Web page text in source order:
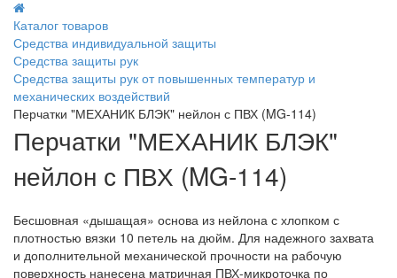
Каталог товаров
Средства индивидуальной защиты
Средства защиты рук
Средства защиты рук от повышенных температур и
механических воздействий
Перчатки "МЕХАНИК БЛЭК" нейлон с ПВХ (MG-114)
Перчатки "МЕХАНИК БЛЭК"
нейлон с ПВХ (MG-114)
Бесшовная «дышащая» основа из нейлона с хлопком с
плотностью вязки 10 петель на дюйм. Для надежного захвата
и дополнительной механической прочности на рабочую
поверхность нанесена матричная ПВХ-микроточка по